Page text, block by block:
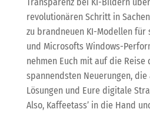
revolutionären Schritt in
zu brandneuen KI-Modellen
und Microsofts Windows-
nehmen Euch mit auf die Reise
spannendsten Neuerungen, die
Lösungen und Eure digitale
Also, Kaffeetass’ in die Hand